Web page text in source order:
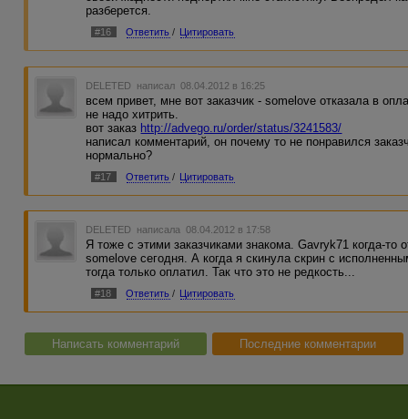
разберется.
#16 Ответить / Цитировать
DELETED написал 08.04.2012 в 16:25
всем привет, мне вот заказчик - somelove отказала в
не надо хитрить.
вот заказ http://advego.ru/order/status/3241583/
написал комментарий, он почему то не понравился
нормально?
#17 Ответить / Цитировать
DELETED написала 08.04.2012 в 17:58
Я тоже с этими заказчиками знакома. Gavryk71 когда-то
somelove сегодня. А когда я скинула скрин с
тогда только оплатил. Так что это не редкость...
#18 Ответить / Цитировать
Написать комментарий Последние комментарии